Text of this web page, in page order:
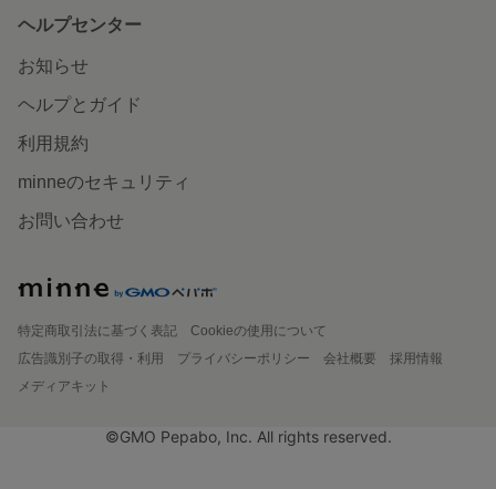
ヘルプセンター
お知らせ
ヘルプとガイド
利用規約
minneのセキュリティ
お問い合わせ
特定商取引法に基づく表記
Cookieの使用について
広告識別子の取得・利用
プライバシーポリシー 会社概要
採用情報
メディアキット
©GMO Pepabo, Inc. All rights reserved.